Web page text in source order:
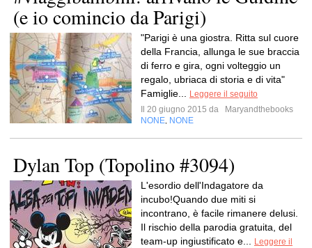
(e io comincio da Parigi)
"Parigi è una giostra. Ritta sul cuore
della Francia, allunga le sue braccia
di ferro e gira, ogni volteggio un
regalo, ubriaca di storia e di vita"
Famiglie...
Leggere il seguito
Il 20 giugno 2015 da
Maryandthebooks
NONE NONE
Dylan Top (Topolino #3094)
L'esordio dell'Indagatore da
incubo!Quando due miti si
incontrano, è facile rimanere delusi.
Il rischio della parodia gratuita, del
team-up ingiustificato e...
Leggere il